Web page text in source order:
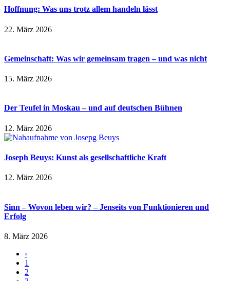
Hoffnung: Was uns trotz allem handeln lässt
22. März 2026
Gemeinschaft: Was wir gemeinsam tragen – und was nicht
15. März 2026
Der Teufel in Moskau – und auf deutschen Bühnen
12. März 2026
Joseph Beuys: Kunst als gesellschaftliche Kraft
12. März 2026
Sinn – Wovon leben wir? – Jenseits von Funktionieren und
Erfolg
8. März 2026
‹
1
2